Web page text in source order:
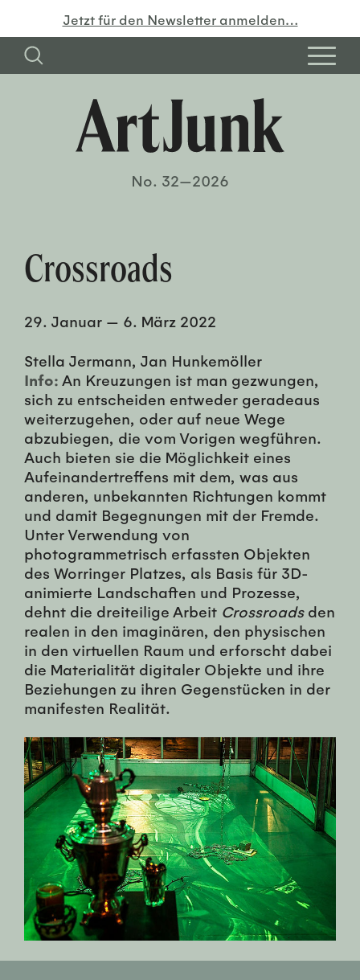
Jetzt für den Newsletter anmelden…
No. 32—2026
Crossroads
29. Januar — 6. März 2022
Stella Jermann, Jan Hunkemöller
Info: An Kreuzungen ist man gezwungen,
sich zu entscheiden entweder geradeaus
weiterzugehen, oder auf neue Wege
abzubiegen, die vom Vorigen wegführen.
Auch bieten sie die Möglichkeit eines
Aufeinandertreffens mit dem, was aus
anderen, unbekannten Richtungen kommt
und damit Begegnungen mit der Fremde.
Unter Verwendung von
photogrammetrisch erfassten Objekten
des Worringer Platzes, als Basis für 3D-
animierte Landschaften und Prozesse,
dehnt die dreiteilige Arbeit Crossroadsden
realen in den imaginären, den physischen
in den virtuellen Raum und erforscht dabei
die Materialität digitaler Objekte und ihre
Beziehungen zu ihren Gegenstücken in der
manifesten Realität.